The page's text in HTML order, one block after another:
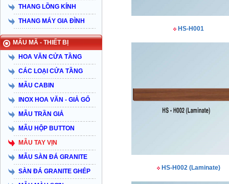
THANG LỒNG KÍNH
THANG MÁY GIA ĐÌNH
MẨU MÃ - THIẾT BỊ
HOA VĂN CỬA TẦNG
CÁC LOẠI CỬA TẦNG
MẪU CABIN
INOX HOA VĂN - GIẢ GỔ
MẪU TRẦN GIẢ
MẪU HỘP BUTTON
MẪU TAY VỊN
MẪU SÀN ĐÁ GRANITE
SÀN ĐÁ GRANITE GHÉP
HS-H001
HS-H002 (Laminate)